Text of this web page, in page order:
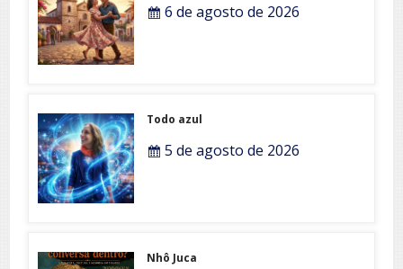
6 de agosto de 2026
Todo azul
5 de agosto de 2026
Nhô Juca